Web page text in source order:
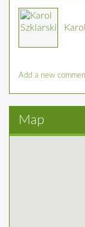
Add a new
Map